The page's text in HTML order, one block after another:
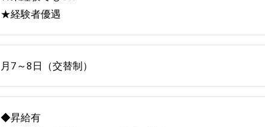
★経験者優遇
月7～8日（交替制）
◆昇給有